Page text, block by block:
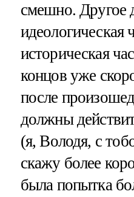
смешно. Другое
идеологическая
историческая
концов уже
после
должны
(я, Володя, с
скажу более
была попытка